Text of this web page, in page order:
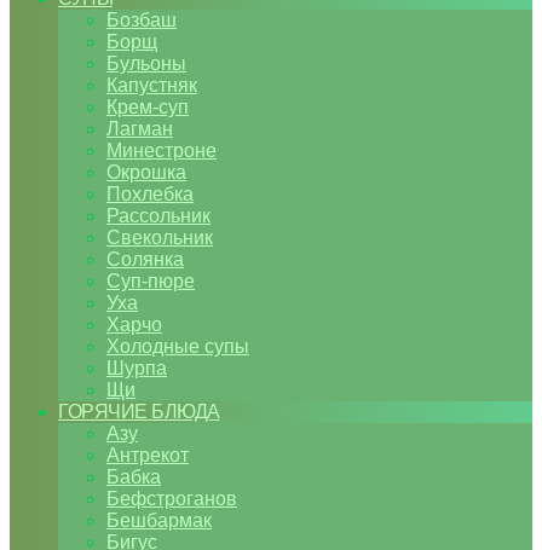
Бозбаш
Борщ
Бульоны
Капустняк
Крем-суп
Лагман
Минестроне
Окрошка
Похлебка
Рассольник
Свекольник
Солянка
Суп-пюре
Уха
Харчо
Холодные супы
Шурпа
Щи
ГОРЯЧИЕ БЛЮДА
Азу
Антрекот
Бабка
Бефстроганов
Бешбармак
Бигус